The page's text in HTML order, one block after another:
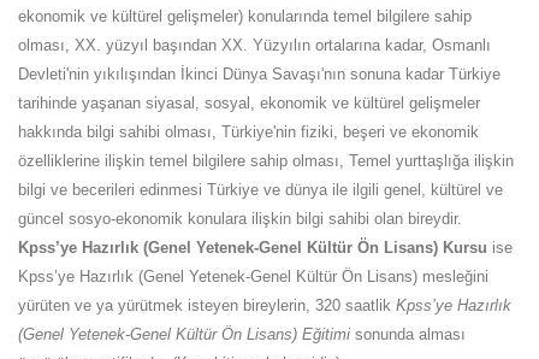
ekonomik ve kültürel gelişmeler) konularında temel bilgilere sahip
olması, XX. yüzyıl başından XX. Yüzyılın ortalarına kadar, Osmanlı
Devleti'nin yıkılışından İkinci Dünya Savaşı'nın sonuna kadar Türkiye
tarihinde yaşanan siyasal, sosyal, ekonomik ve kültürel gelişmeler
hakkında bilgi sahibi olması, Türkiye'nin fiziki, beşeri ve ekonomik
özelliklerine ilişkin temel bilgilere sahip olması, Temel yurttaşlığa ilişkin
bilgi ve becerileri edinmesi Türkiye ve dünya ile ilgili genel, kültürel ve
güncel sosyo-ekonomik konulara ilişkin bilgi sahibi olan bireydir.
Kpss’ye Hazırlık (Genel Yetenek-Genel Kültür Ön Lisans) Kursu ise
Kpss’ye Hazırlık (Genel Yetenek-Genel Kültür Ön Lisans) mesleğini
yürüten ve ya yürütmek isteyen bireylerin, 320 saatlik Kpss’ye Hazırlık
(Genel Yetenek-Genel Kültür Ön Lisans) Eğitimi sonunda alması